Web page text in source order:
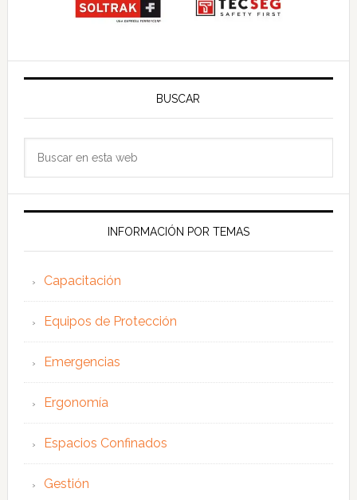
BUSCAR
web
INFORMACIÓN POR TEMAS
Capacitación
Equipos de Protección
Emergencias
Ergonomía
Espacios Confinados
Gestión